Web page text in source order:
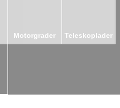
Motorgrader Teleskoplader